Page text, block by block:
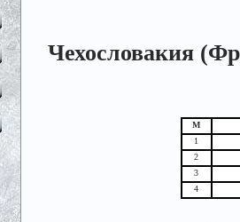
Чехословакия
М
1
2
3
4